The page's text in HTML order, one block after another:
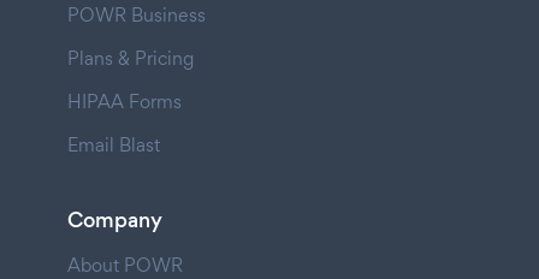
POWR Business
Plans & Pricing
HIPAA Forms
Email Blast
Company
About POWR